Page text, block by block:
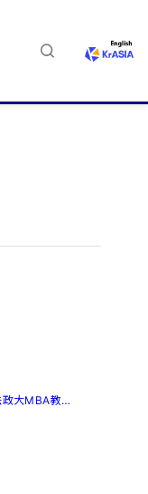
大MBA教